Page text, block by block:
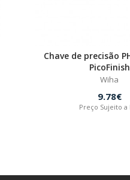
Chave de precisão
PicoFinish
Wiha
9.78€
Preço Sujeito a